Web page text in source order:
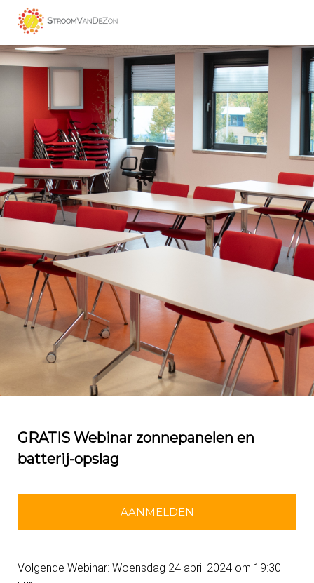
GRATIS Webinar zonnepanelen en
batterij-opslag
AANMELDEN
Volgende Webinar: Woensdag 24 april 2024 om 19:30